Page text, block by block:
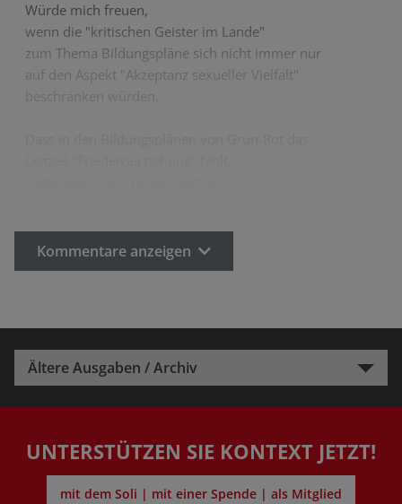
Würde mich freuen,
wenn die "kritischen Geister im Lande"
zum Thema Bildungspläne sich nicht immer nur
auf den Aspekt "Akzeptanz sexueller Vielfalt"
Kommentare anzeigen
Ältere Ausgaben / Archiv
UNTERSTÜTZEN SIE KONTEXT JETZT!
mit dem Soli | mit einer Spende | als Mitglied